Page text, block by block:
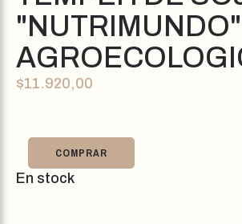
"NUTRIMUNDO"
$11.920,00
COMPRAR
En stock